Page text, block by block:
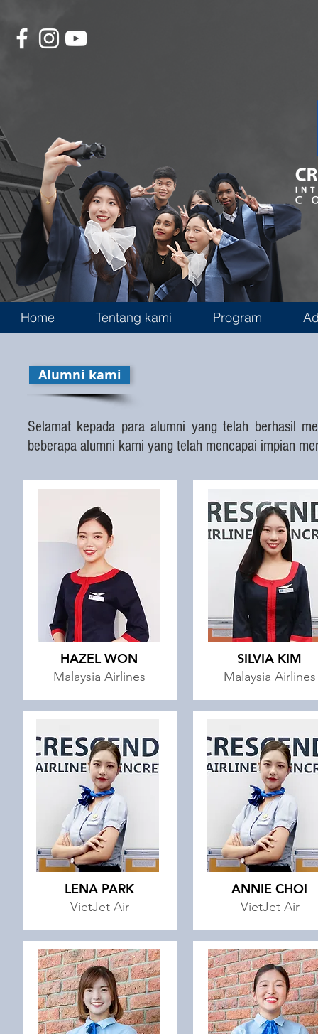
Home Tentang kami Program
Alumni kami
Selamat kepada para alumni yang telah berhasil
beberapa alumni kami yang telah mencapai impian
HAZEL WON
Malaysia Airlines
SILVIA KIM
Malaysia Airlines
LENA PARK
VietJet Air
ANNIE CHOI
VietJet Air